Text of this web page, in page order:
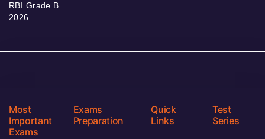
RBI Grade B
2026
Most
Important
Exams
Exams
Preparation
Quick
Links
Test
Series